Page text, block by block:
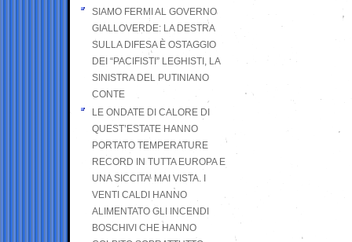
SIAMO FERMI AL GOVERNO
GIALLOVERDE: LA DESTRA
SULLA DIFESA È OSTAGGIO
DEI “PACIFISTI” LEGHISTI, LA
SINISTRA DEL PUTINIANO
CONTE
LE ONDATE DI CALORE DI
QUEST’ESTATE HANNO
PORTATO TEMPERATURE
RECORD IN TUTTA EUROPA E
UNA SICCITA’ MAI VISTA. I
VENTI CALDI HANNO
ALIMENTATO GLI INCENDI
BOSCHIVI CHE HANNO